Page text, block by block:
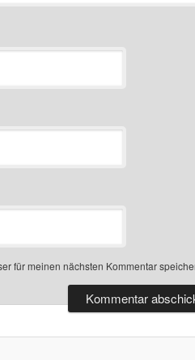
für meinen nächsten Kommentar